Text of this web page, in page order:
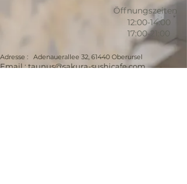
Öffnungszeiten
12:00-14:00
17:00-21:00
Adresse : Adenauerallee 32, 61440 Oberursel
Email : taunus@sakura-sushicafe.com